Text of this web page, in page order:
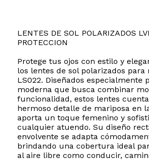
LENTES DE SOL POLARIZADOS
PROTECCION
Protege tus ojos con estilo y
los lentes de sol polarizados para
LS022. Diseñados especialmente
moderna que busca combinar
funcionalidad, estos lentes
hermoso detalle de mariposa en
aporta un toque femenino y
cualquier atuendo. Su diseño
envolvente se adapta
brindando una cobertura ideal
al aire libre como conducir,